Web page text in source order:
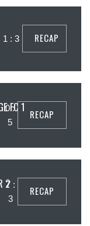
1 : 3 RECAP
FC 1
0 :
5
RECAP
2
7 :
3
RECAP